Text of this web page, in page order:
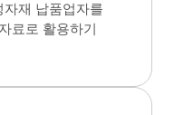
재 납품업자를
료로 활용하기